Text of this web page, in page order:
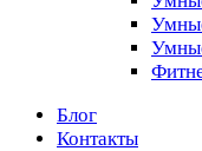
Блог
Контакты